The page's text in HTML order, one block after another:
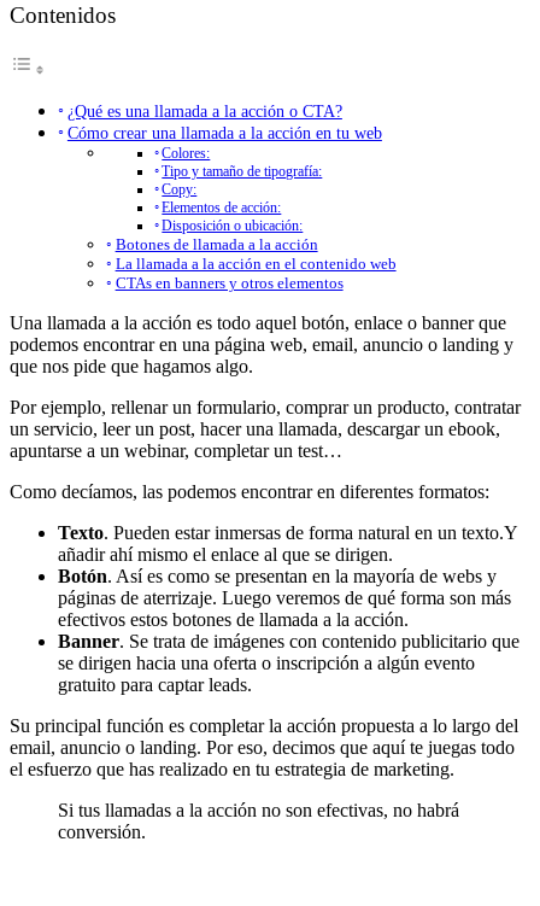
Contenidos
¿Qué es una llamada a la acción o CTA?
Cómo crear una llamada a la acción en tu web
Colores:
Tipo y tamaño de tipografía:
Copy:
Elementos de acción:
Disposición o ubicación:
Botones de llamada a la acción
La llamada a la acción en el contenido web
CTAs en banners y otros elementos
Una llamada a la acción es todo aquel botón, enlace o banner que
podemos encontrar en una página web, email, anuncio o landing y
que nos pide que hagamos algo.
Por ejemplo, rellenar un formulario, comprar un producto, contratar
un servicio, leer un post, hacer una llamada, descargar un ebook,
apuntarse a un webinar, completar un test…
Como decíamos, las podemos encontrar en diferentes formatos:
Texto. Pueden estar inmersas de forma natural en un texto.Y
añadir ahí mismo el enlace al que se dirigen.
Botón. Así es como se presentan en la mayoría de webs y
páginas de aterrizaje. Luego veremos de qué forma son más
efectivos estos botones de llamada a la acción.
Banner. Se trata de imágenes con contenido publicitario que
se dirigen hacia una oferta o inscripción a algún evento
gratuito para captar leads.
Su principal función es completar la acción propuesta a lo largo del
email, anuncio o landing. Por eso, decimos que aquí te juegas todo
el esfuerzo que has realizado en tu estrategia de marketing.
Si tus llamadas a la acción no son efectivas, no habrá
conversión.